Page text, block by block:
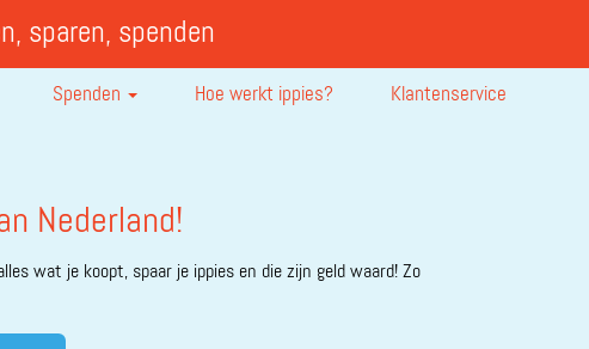
sparen, spenden
Spenden Hoe werkt ippies? Klantenservice
Nederland!
wat je koopt, spaar je ippies en die zijn geld waard! Zo